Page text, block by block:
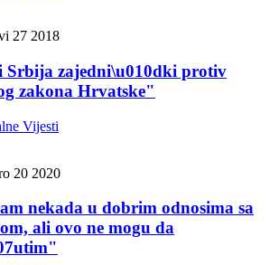
27 2018
Srbija zajedni\u010dki protiv
zakona Hrvatske"
Vijesti
20 2020
nekada u dobrim odnosima sa
ali ovo ne mogu da